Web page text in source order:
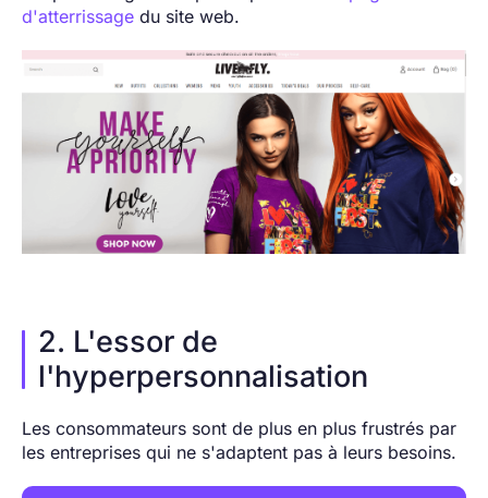
d'atterrissage du site web.
2. L'essor de
l'hyperpersonnalisation
Les consommateurs sont de plus en plus frustrés par
les entreprises qui ne s'adaptent pas à leurs besoins.